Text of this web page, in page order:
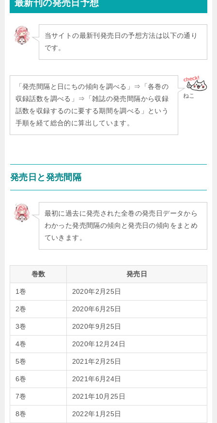
最新刊の発売日予想
当サイトの最新刊発売日の予想方法は以下の通り
です。
ねこ
「発売間隔と日にちの傾向を調べる」⇒「各巻の
収録話数を調べる」⇒「雑誌の発売間隔から収録
話数を収録するのに要する期間を調べる」という
手順を経て総合的に算出しています。
発売日と発売間隔
最初に過去に発売された全巻の発売日データから
わかった発売間隔の傾向と発売日の傾向をまとめ
ていきます。
巻数 発売日
1巻 2020年2月25日
2巻 2020年6月25日
3巻 2020年9月25日
4巻 2020年12月24日
5巻 2021年2月25日
6巻 2021年6月24日
7巻 2021年10月25日
8巻 2022年1月25日